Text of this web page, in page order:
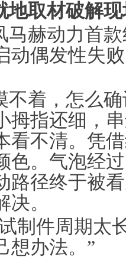
地取材破解
马赫动力首
动偶发性失
不着，怎么
拇指还细，
看不清。凭
色。气泡经
路径终于被
。
制件周期太
想办法。”